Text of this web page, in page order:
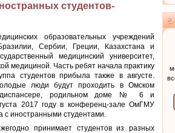
студентов-
образовательных учреждений
Сербии, Греции, Казахстана и
медицинский университет,
медициной. Часть ребят начала практику
студентов прибыла также в августе.
люди будут проходить в Омском
диспансере, родильном доме № 6 и
2017 году в конференц-зале ОмГМУ
с иностранными студентами.
принимает студентов из разных